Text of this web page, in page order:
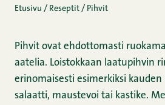
Etusivu / Reseptit / Pihvit
Pihvit ovat ehdottomasti
aatelia. Loistokkaan laatupihvin
erinomaisesti esimerkiksi kauden
salaatti, maustevoi tai kastike.